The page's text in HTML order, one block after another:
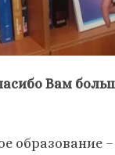
Вам
образование